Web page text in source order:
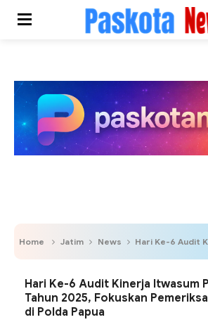
Home Jatim News Hari Ke-6 Audit Kinerja Itwasum Polri Tahap II
Hari Ke-6 Audit Kinerja Itwasum
Tahun 2025, Fokuskan
di Polda Papua